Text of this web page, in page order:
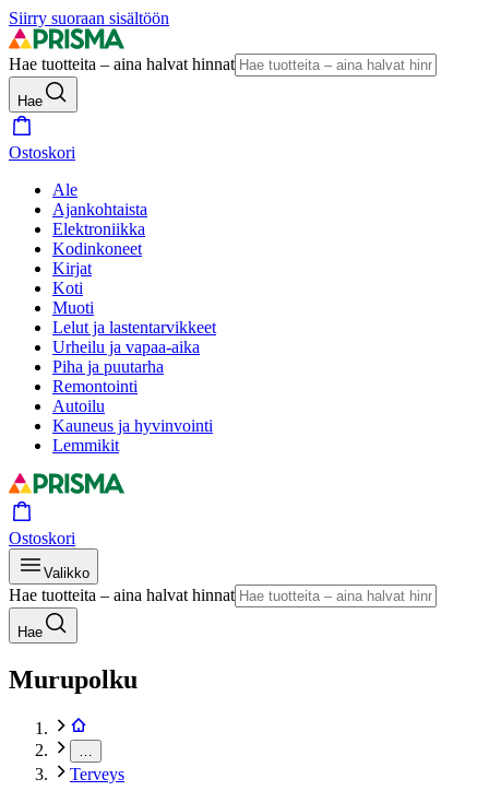
Siirry suoraan sisältöön
Hae tuotteita – aina halvat hinnat
Hae
Ostoskori
Ale
Ajankohtaista
Elektroniikka
Kodinkoneet
Kirjat
Koti
Muoti
Lelut ja lastentarvikkeet
Urheilu ja vapaa-aika
Piha ja puutarha
Remontointi
Autoilu
Kauneus ja hyvinvointi
Lemmikit
Ostoskori
Valikko
Hae tuotteita – aina halvat hinnat
Hae
Murupolku
Terveys